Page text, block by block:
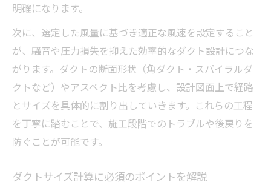
明確になります。
次に、選定した風量に基づき適正な風速を設定すること
が、騒音や圧力損失を抑えた効率的なダクト設計につな
がります。ダクトの断面形状（角ダクト・スパイラルダ
クトなど）やアスペクト比を考慮し、設計図面上で経路
とサイズを具体的に割り出していきます。これらの工程
を丁寧に踏むことで、施工段階でのトラブルや後戻りを
防ぐことが可能です。
ダクトサイズ計算に必須のポイントを解説